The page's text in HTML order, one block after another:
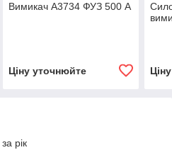
Вимикач А3734 ФУЗ 500 А
Ціну уточнюйте
рік